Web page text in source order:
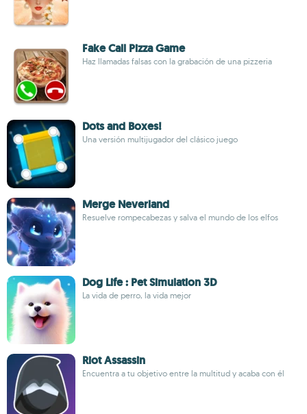
Fake Call Pizza Game
Haz llamadas falsas con la grabación de una pizzeria
Dots and Boxes!
Una versión multijugador del clásico juego
Merge Neverland
Resuelve rompecabezas y salva el mundo de los elfos
Dog Life : Pet Simulation 3D
La vida de perro, la vida mejor
Riot Assassin
Encuentra a tu objetivo entre la multitud y acaba con él